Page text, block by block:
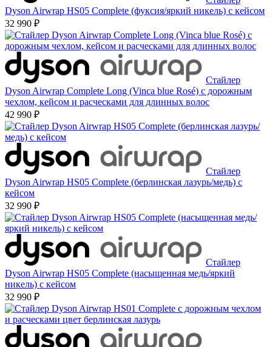
Dyson Airwrap HS05 Complete (фуксия/яркий никель) с кейсом
32 990 ₽
Стайлер
Dyson Airwrap Complete Long (Vinca blue Rosé) с дорожным
чехлом, кейсом и расческами для длинных волос
42 990 ₽
Стайлер
Dyson Airwrap HS05 Complete (берлинская лазурь/медь) с
кейсом
32 990 ₽
Стайлер
Dyson Airwrap HS05 Complete (насыщенная медь/яркий
никель) с кейсом
32 990 ₽